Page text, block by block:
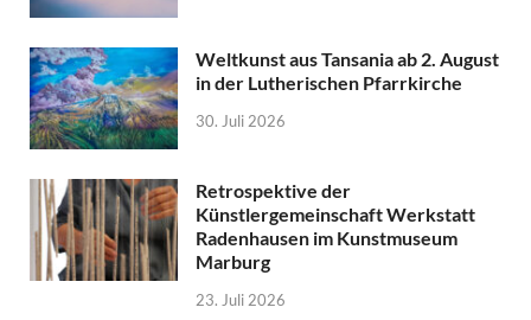
Weltkunst aus Tansania ab 2. August
in der Lutherischen Pfarrkirche
30. Juli 2026
Retrospektive der
Künstlergemeinschaft Werkstatt
Radenhausen im Kunstmuseum
Marburg
23. Juli 2026